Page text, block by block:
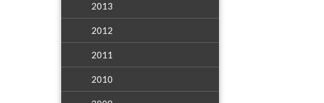
2013
2012
2011
2010